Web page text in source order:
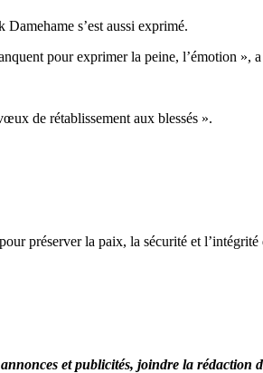
s’est aussi exprimé.
pour exprimer la peine, l’émotion »,
de rétablissement aux blessés ».
préserver la paix, la sécurité et
et publicités, joindre la rédaction